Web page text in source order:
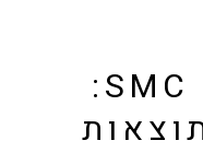
מודל הערך של SMC: